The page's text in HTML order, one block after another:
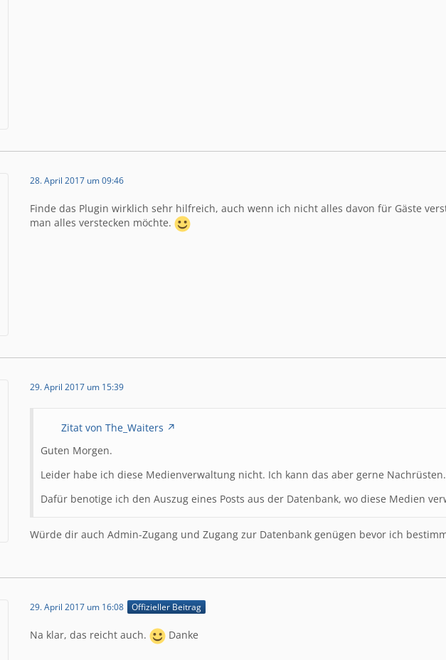
28. April 2017 um 09:46
Finde das Plugin wirklich sehr hilfreich, auch wenn ich nicht alles davon für Gäste
man alles verstecken möchte.
29. April 2017 um 15:39
Zitat von The_Waiters
Guten Morgen.
Leider habe ich diese Medienverwaltung nicht. Ich kann das aber gerne Nachrüsten.
Dafür benotige ich den Auszug eines Posts aus der Datenbank, wo diese Medien
Würde dir auch Admin-Zugang und Zugang zur Datenbank genügen bevor ich
29. April 2017 um 16:08 Offizieller Beitrag
Na klar, das reicht auch. Danke